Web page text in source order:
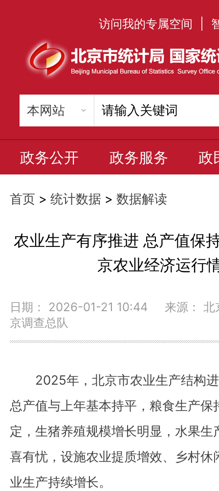
访问我的专属空间
政务公开 政务服务 政
首页 > 统计数据 > 数据解读
农业生产有序推进 总产值
京农业经济运行
日期： 2026-01-21 10:44 来源： 北
京调查总队
2025年，北京市农业生产结构
总产值与上年基本持平，粮食生产
定，生猪养殖规模增长明显，水果
喜有忧，设施农业提质增效、乡村
业生产持续增长。